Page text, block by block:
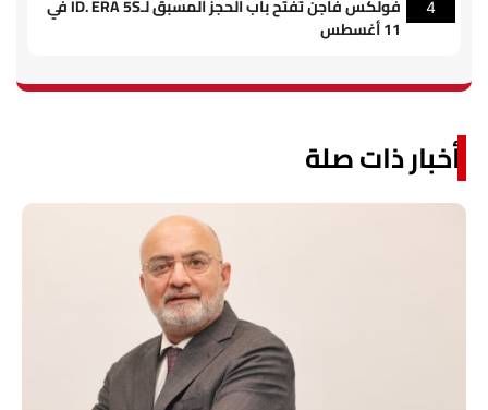
4
فولكس فاجن تفتح باب الحجز المسبق لـID. ERA 5S في
11 أغسطس
أخبار ذات صلة